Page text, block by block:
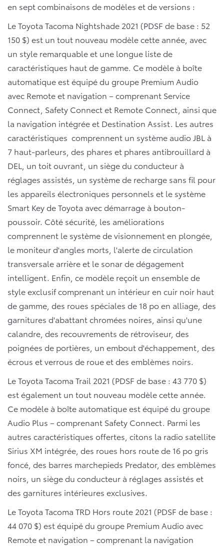
en sept combinaisons de modèles et de versions :
Le Toyota Tacoma Nightshade 2021 (PDSF de base : 52
150 $) est un tout nouveau modèle cette année, avec
un style remarquable et une longue liste de
caractéristiques haut de gamme. Ce modèle à boîte
automatique est équipé du groupe Premium Audio
avec Remote et navigation – comprenant Service
Connect, Safety Connect et Remote Connect, ainsi que
la navigation intégrée et Destination Assist. Les autres
caractéristiques comprennent un système audio JBL à
7 haut-parleurs, des phares et phares antibrouillard à
DEL, un toit ouvrant, un siège du conducteur à
réglages assistés, un système de recharge sans fil pour
les appareils électroniques personnels et le système
Smart Key de Toyota avec démarrage à bouton-
poussoir. Côté sécurité, les améliorations
comprennent le système de visionnement en plongée,
le moniteur d'angles morts, l'alerte de circulation
transversale arrière et le sonar de dégagement
intelligent. Enfin, ce modèle reçoit un ensemble de
style exclusif comprenant un intérieur en cuir noir haut
de gamme, des roues spéciales de 18 po en alliage, des
garnitures d'abattant chromées noires, ainsi qu'une
calandre, des recouvrements de rétroviseur, des
poignées de portières, un embout d'échappement, des
écrous et verrous de roue et des emblèmes noirs.
Le Toyota Tacoma Trail 2021 (PDSF de base : 43 770 $)
est également un tout nouveau modèle cette année.
Ce modèle à boîte automatique est équipé du groupe
Audio Plus – comprenant Safety Connect. Parmi les
autres caractéristiques offertes, citons la radio satellite
Sirius XM intégrée, des roues hors route de 16 po gris
foncé, des barres marchepieds Predator, des emblèmes
noirs, un siège du conducteur à réglages assistés et
des garnitures intérieures exclusives.
Le Toyota Tacoma TRD Hors route 2021 (PDSF de base :
44 070 $) est équipé du groupe Premium Audio avec
Remote et navigation – comprenant la navigation